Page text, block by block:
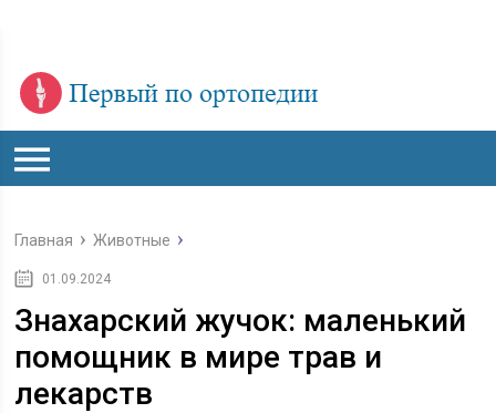
Главная Животные
01.09.2024
Знахарский жучок: маленький
помощник в мире трав и
лекарств